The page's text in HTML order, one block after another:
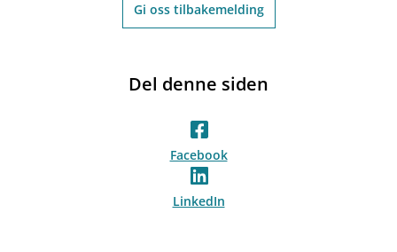
Gi oss tilbakemelding
Del denne siden
Facebook
LinkedIn